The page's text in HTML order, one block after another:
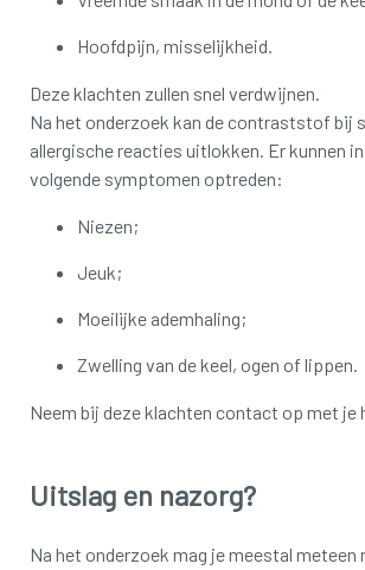
Hoofdpijn, misselijkheid.
Deze klachten zullen snel verdwijnen.
Na het onderzoek kan de contraststof bij
allergische reacties uitlokken. Er kunnen
volgende symptomen optreden:
Niezen;
Jeuk;
Moeilijke ademhaling;
Zwelling van de keel, ogen of lippen.
Neem bij deze klachten contact op met je
Uitslag en nazorg?
Na het onderzoek mag je meestal meteen